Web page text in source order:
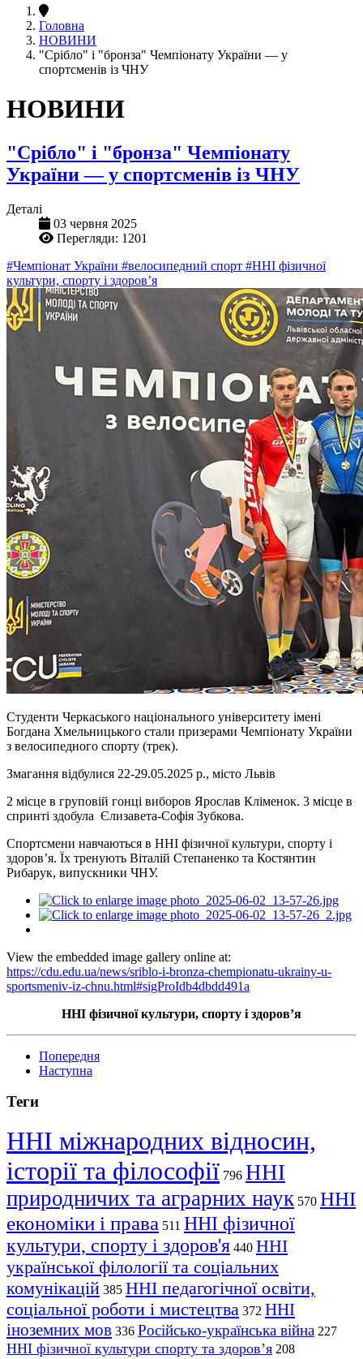
Головна
НОВИНИ
"Срібло" і "бронза" Чемпіонату України — у
спортсменів із ЧНУ
НОВИНИ
"Срібло" і "бронза" Чемпіонату
України — у спортсменів із ЧНУ
Деталі
03 червня 2025
Перегляди: 1201
#Чемпіонат України #велосипедний спорт #ННІ фізичної
культури, спорту і здоровʼя
Студенти Черкаського національного університету імені
Богдана Хмельницького стали призерами Чемпіонату України
з велосипедного спорту (трек).
Змагання відбулися 22-29.05.2025 р., місто Львів
2 місце в груповій гонці виборов Ярослав Кліменок. 3 місце в
спринті здобула Єлизавета-Софія Зубкова.
Спортсмени навчаються в ННІ фізичної культури, спорту і
здоровʼя. Їх тренують Віталій Степаненко та Костянтин
Рибарук, випускники ЧНУ.
View the embedded image gallery online at:
https://cdu.edu.ua/news/sriblo-i-bronza-chempionatu-ukrainy-u-
sportsmeniv-iz-chnu.html#sigProIdb4dbdd491a
ННІ фізичної культури, спорту і здоровʼя
Попередня
Наступна
Теги
ННІ міжнародних відносин,
історії та філософії 796 ННІ
природничих та аграрних наук 570 ННІ
економіки і права 511 ННІ фізичної
культури, спорту і здоров'я 440 ННІ
української філології та соціальних
комунікацій 385 ННІ педагогічної освіти,
соціальної роботи і мистецтва 372 ННІ
іноземних мов 336 Російсько-українська війна 227
ННІ фізичної культури спорту та здоров’я 208